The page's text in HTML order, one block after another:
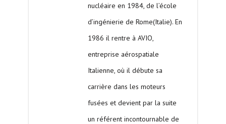
nucléaire en 1984, de l’école
d’ingénierie de Rome(Italie). En
1986 il rentre à AVIO,
entreprise aérospatiale
Italienne, où il débute sa
carrière dans les moteurs
fusées et devient par la suite
un référent incontournable de